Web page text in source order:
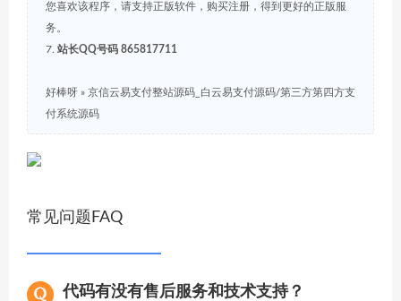
您喜欢该程序，请支持正版软件，购买注册，得到更好的正版服
务。
7. 站长QQ号码 865817711
好棒呀 » 京信云易支付整站源码_白云易支付源码/第三方第四方支
付系统源码
常见问题FAQ
代码有没有售后服务和技术支持？